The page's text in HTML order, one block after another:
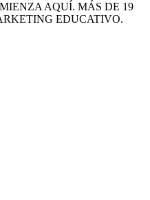
AQUÍ. MÁS DE 19